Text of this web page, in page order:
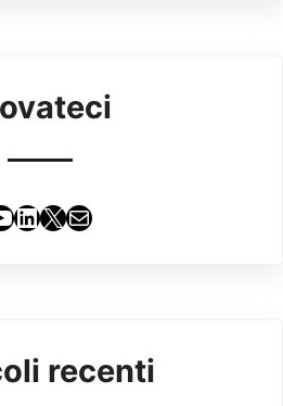
LinkedIn
X Email
recenti